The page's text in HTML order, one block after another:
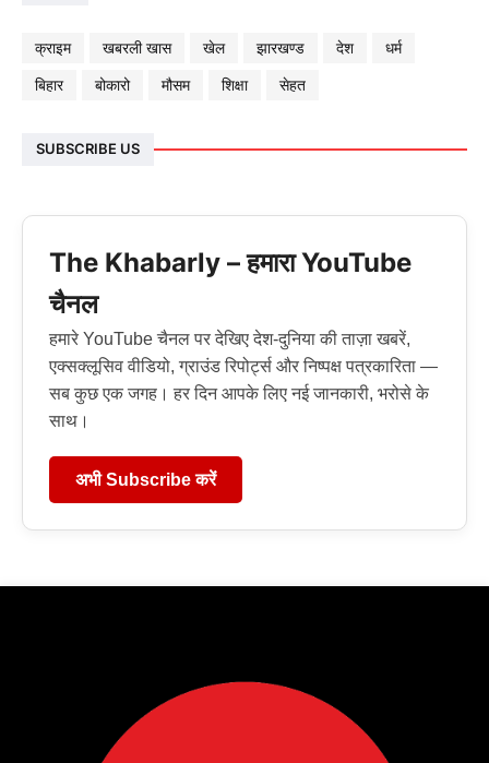
क्राइम खबरली खास खेल झारखण्ड देश
धर्म
बिहार
बोकारो मौसम शिक्षा सेहत
SUBSCRIBE US
The Khabarly – हमारा YouTube
चैनल
हमारे YouTube चैनल पर देखिए देश-दुनिया की ताज़ा खबरें,
एक्सक्लूसिव वीडियो, ग्राउंड रिपोर्ट्स और निष्पक्ष पत्रकारिता —
सब कुछ एक जगह। हर दिन आपके लिए नई जानकारी, भरोसे के
साथ।
अभी Subscribe करें